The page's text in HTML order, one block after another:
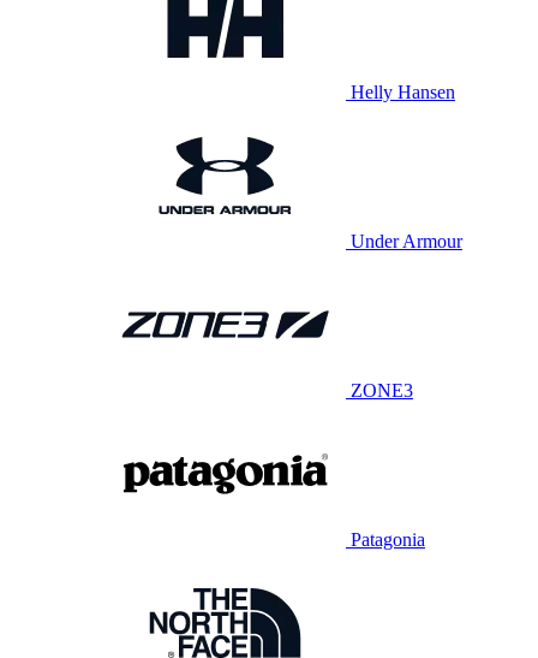
Helly Hansen
Under Armour
ZONE3
Patagonia